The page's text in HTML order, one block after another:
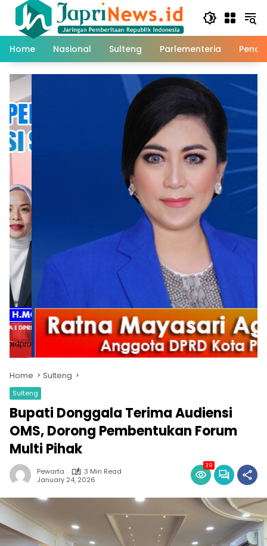
content
Home
Nasional Sulteng Parlementeria
Home Sulteng
Sulteng
Bupati Donggala Terima Audiensi
OMS, Dorong Pembentukan Forum
Multi Pihak
Pewarta
3 Min Read
January 24, 2026
39